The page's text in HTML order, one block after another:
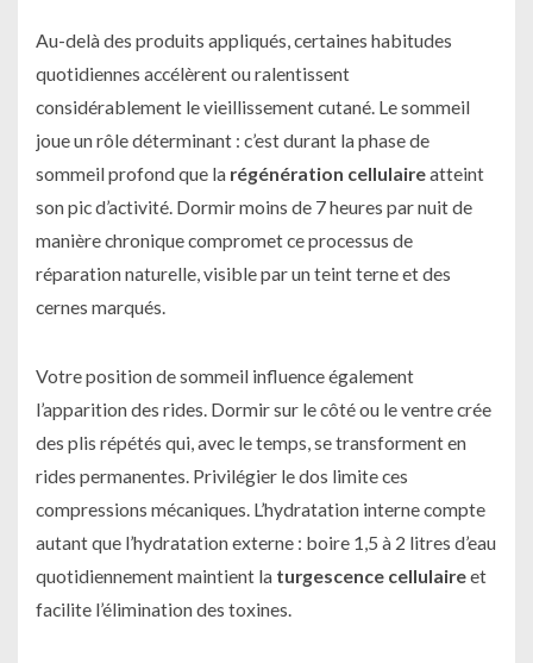
Au-delà des produits appliqués, certaines habitudes
quotidiennes accélèrent ou ralentissent
considérablement le vieillissement cutané. Le sommeil
joue un rôle déterminant : c’est durant la phase de
sommeil profond que la régénération cellulaireatteint
son pic d’activité. Dormir moins de 7 heures par nuit de
manière chronique compromet ce processus de
réparation naturelle, visible par un teint terne et des
cernes marqués.
Votre position de sommeil influence également
l’apparition des rides. Dormir sur le côté ou le ventre crée
des plis répétés qui, avec le temps, se transforment en
rides permanentes. Privilégier le dos limite ces
compressions mécaniques. L’hydratation interne compte
autant que l’hydratation externe : boire 1,5 à 2 litres d’eau
quotidiennement maintient la turgescence cellulaireet
facilite l’élimination des toxines.